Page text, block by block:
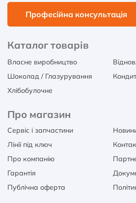
Професійна консультація
Каталог товарів
Власне виробництво
Шоколад / Глазурування
Хлібобулочне
Про магазин
Сервіс і запчастини
Лінії під ключ
Про компанію
Гарантія
Публічна оферта